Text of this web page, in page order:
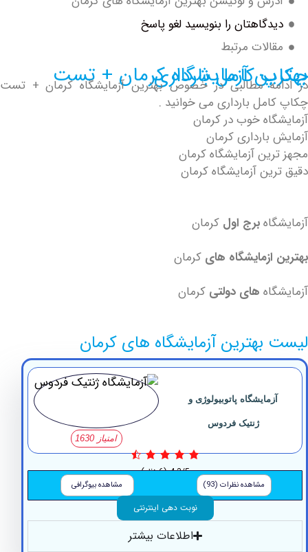
را بنویسید لغو پاسخ
مرتبط
کرمان + تست چکاپ کامل بارداری
مطالبی در خصوص بهترین آزمایشگاه کرمان + تست
بارداری می خوانید .
خوب در کرمان
کرمان
آزمایشگاه کرمان
آزمایشگاه کرمان
برج اولکرمان
هایکرمان
های دولتیکرمان
آزمایشگاه های کرمان
پاتوبیولوژی و
ژنتیک فردوس
4.3/5 (6 نظر)
مشاهده نظرات (93) مشاهده بیوگرافی
نوبت دهی اینترنتی
اطلاعات بیشتر